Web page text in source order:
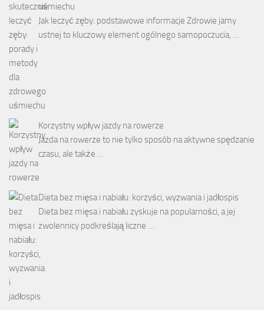
uśmiechu
Jak leczyć zęby: podstawowe informacje Zdrowie jamy
ustnej to kluczowy element ogólnego samopoczucia, …
Korzystny wpływ jazdy na rowerze
Jazda na rowerze to nie tylko sposób na aktywne spędzanie
czasu, ale także …
Dieta bez mięsa i nabiału: korzyści, wyzwania i jadłospis
Dieta bez mięsa i nabiału zyskuje na popularności, a jej
zwolennicy podkreślają liczne …